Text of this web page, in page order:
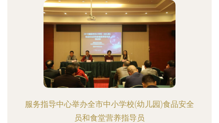
服务指导中心举办全市中小学校(幼儿园)食品安全
员和食堂营养指导员